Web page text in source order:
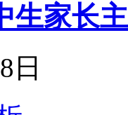
生家长
日